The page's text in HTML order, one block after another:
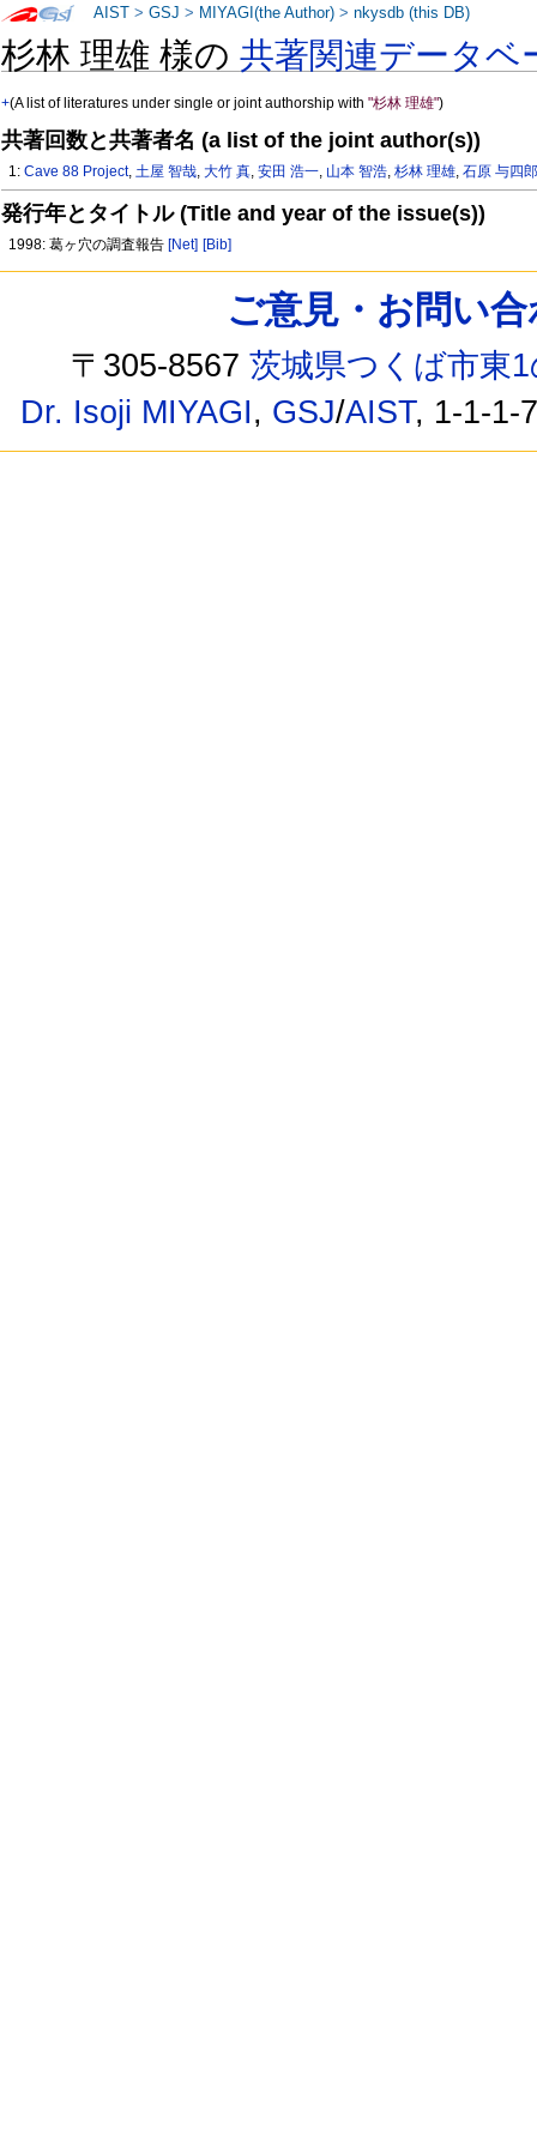
杉林 理雄 様の共著関連データベ
+(A list of literatures under single or joint authorship with"杉林 理雄")
共著回数と共著者名 (a list of the joint author(s))
1:Cave 88 Project,土屋 智哉,大竹 真,安田 浩一, 山本 智浩,杉林 理雄,石原 与四
発行年とタイトル (Title and year of the issue(s))
1998: 葛ヶ穴の調査報告 [Net] [Bib]
AIST >GSJ > MIYAGI(the Author) >nkysdb (this DB)
ご意見・お問い
〒305-8567茨城県つくば市東
Dr. Isoji MIYAGI, GSJ/AIST, 1-1-1-